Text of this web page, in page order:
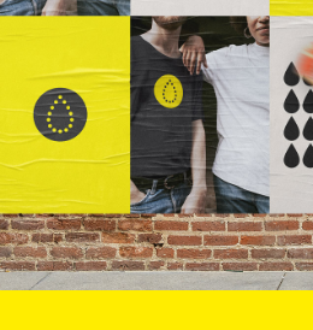
Recursos
Programas
Quienes somos
DONAR